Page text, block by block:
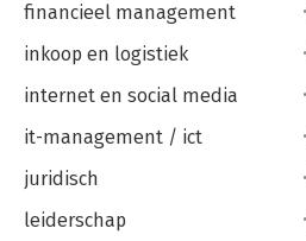
financieel management
inkoop en logistiek
internet en social media
it-management / ict
juridisch
leiderschap